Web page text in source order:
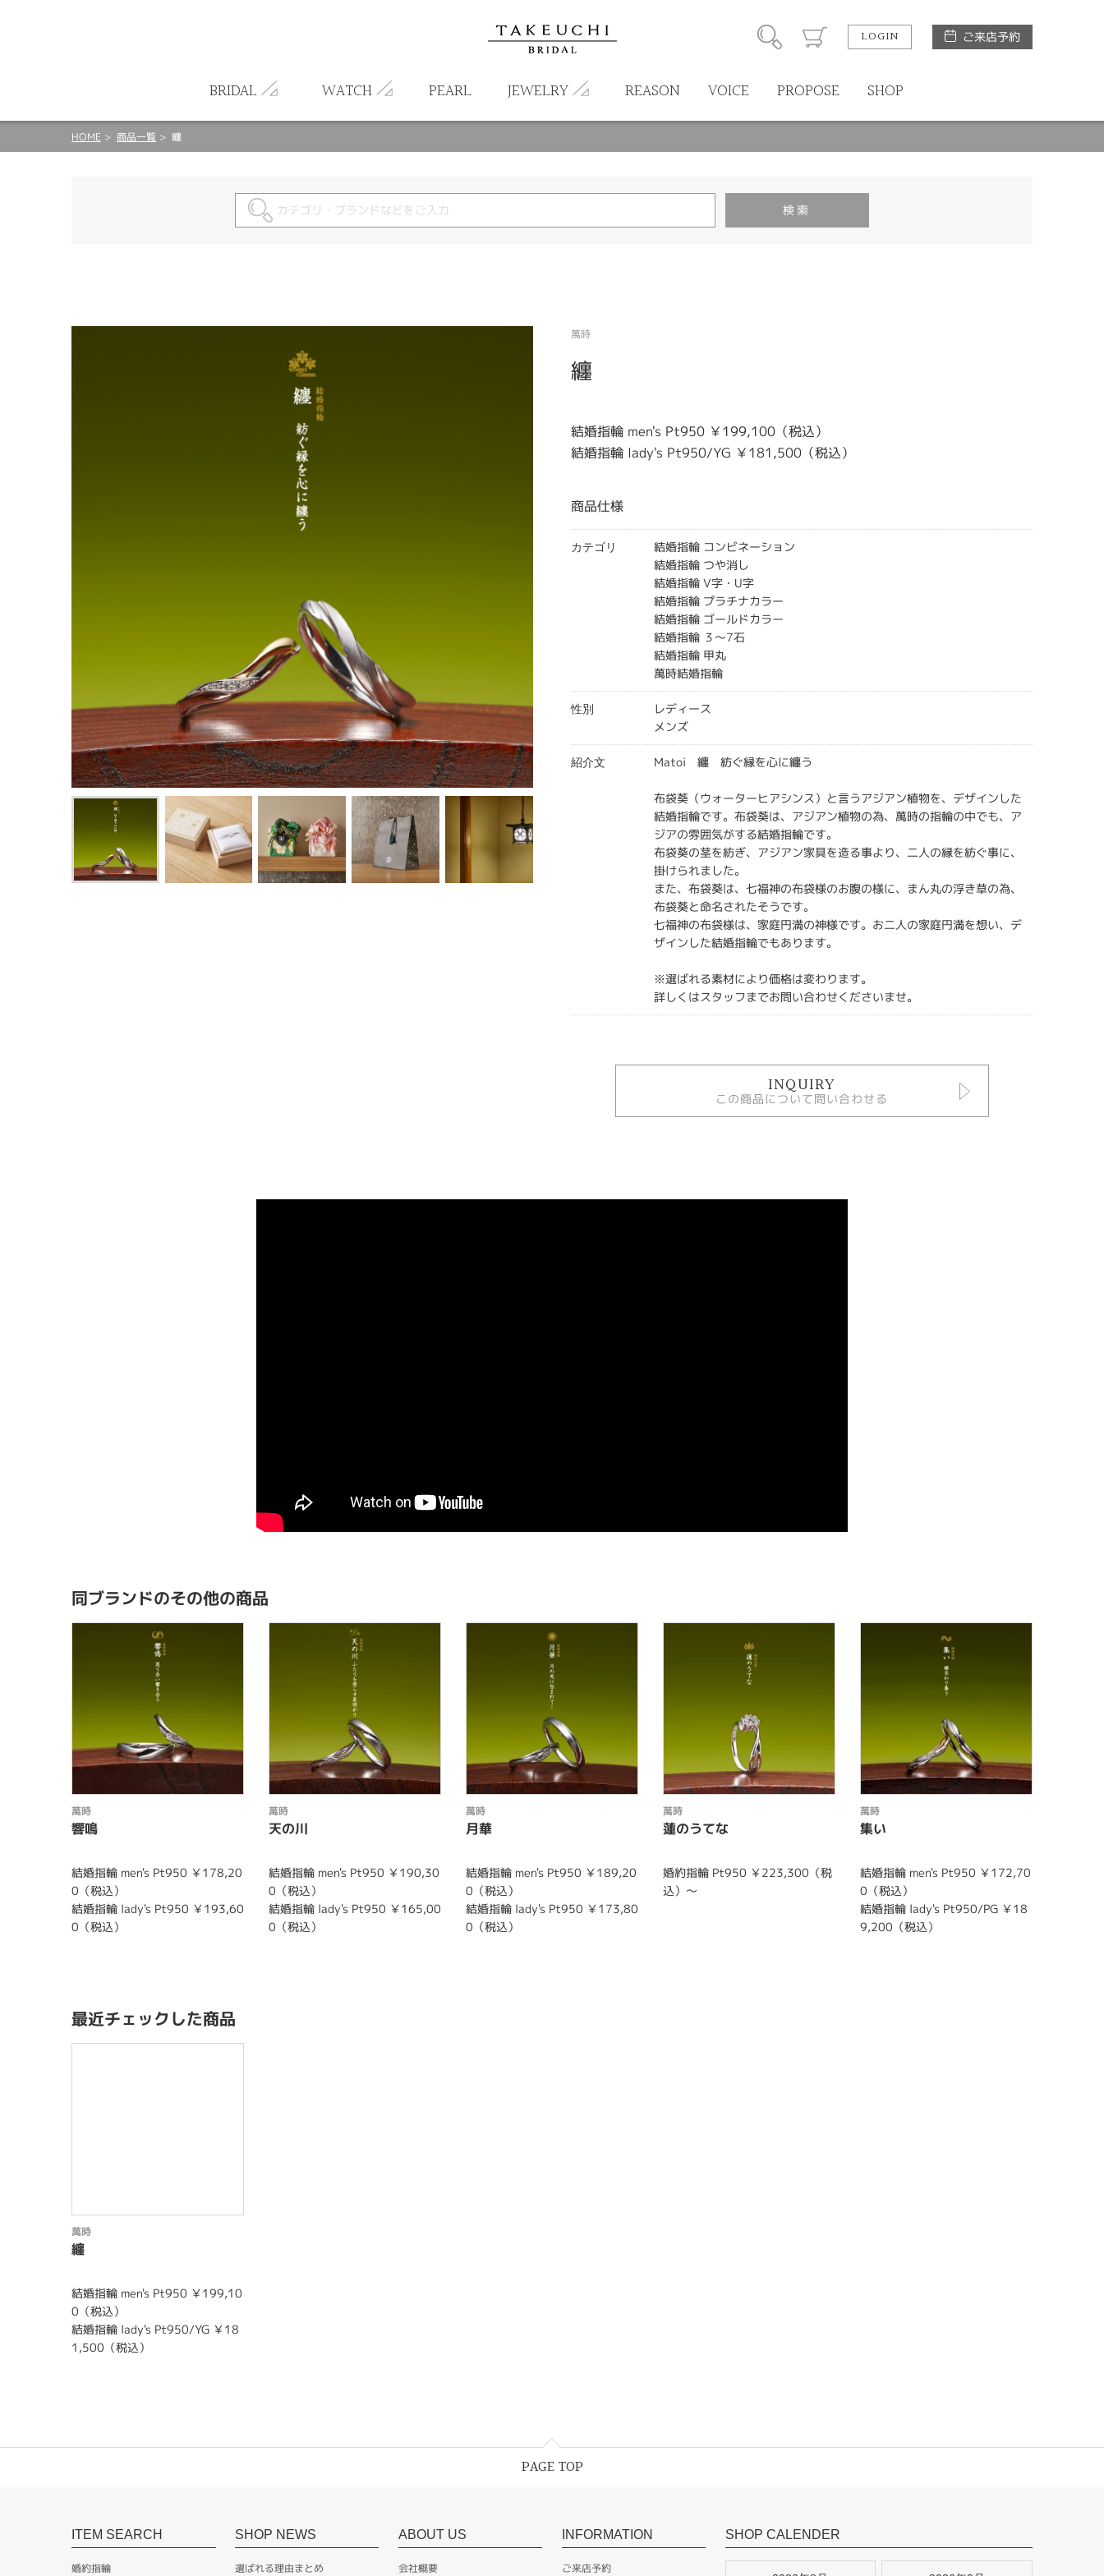
LOGIN ご来店予約
BRIDAL WATCH PEARL JEWELRY REASON VOICE PROPOSE SHOP
HOME 商品一覧 纏
萬時
纏
結婚指輪 men's Pt950 ￥199,100（税込）
結婚指輪 lady's Pt950/YG ￥181,500（税込）
商品仕様
カテゴリ
結婚指輪 コンビネーション
結婚指輪 つや消し
結婚指輪 V字・U字
結婚指輪 プラチナカラー
結婚指輪 ゴールドカラー
結婚指輪 ３～7石
結婚指輪 甲丸
萬時結婚指輪
性別
レディース
メンズ
紹介文 Matoi 纏 紡ぐ縁を心に纏う
布袋葵（ウォーターヒアシンス）と言うアジアン植物を、デザインした
結婚指輪です。布袋葵は、アジアン植物の為、萬時の指輪の中でも、ア
ジアの雰囲気がする結婚指輪です。
布袋葵の茎を紡ぎ、アジアン家具を造る事より、二人の縁を紡ぐ事に、
掛けられました。
また、布袋葵は、七福神の布袋様のお腹の様に、まん丸の浮き草の為、
布袋葵と命名されたそうです。
七福神の布袋様は、家庭円満の神様です。お二人の家庭円満を想い、デ
ザインした結婚指輪でもあります。
※選ばれる素材により価格は変わります。
詳しくはスタッフまでお問い合わせくださいませ。
INQUIRY
この商品について問い合わせる
同ブランドのその他の商品
萬時
響鳴
結婚指輪 men's Pt950 ￥178,20
0（税込）
結婚指輪 lady's Pt950 ￥193,60
0（税込）
萬時
天の川
結婚指輪 men's Pt950 ￥190,30
0（税込）
結婚指輪 lady's Pt950 ￥165,00
0（税込）
萬時
月華
結婚指輪 men's Pt950 ￥189,20
0（税込）
結婚指輪 lady's Pt950 ￥173,80
0（税込）
萬時
蓮のうてな
婚約指輪 Pt950 ￥223,300（税
込）～
萬時
集い
結婚指輪 men's Pt950 ￥172,70
0（税込）
結婚指輪 lady's Pt950/PG ￥18
9,200（税込）
最近チェックした商品
萬時
纏
結婚指輪 men's Pt950 ￥199,10
0（税込）
結婚指輪 lady's Pt950/YG ￥18
1,500（税込）
PAGE TOP
ITEM SEARCH
婚約指輪
SHOP NEWS
選ばれる理由まとめ
ABOUT US
会社概要
INFORMATION
ご来店予約
SHOP CALENDER